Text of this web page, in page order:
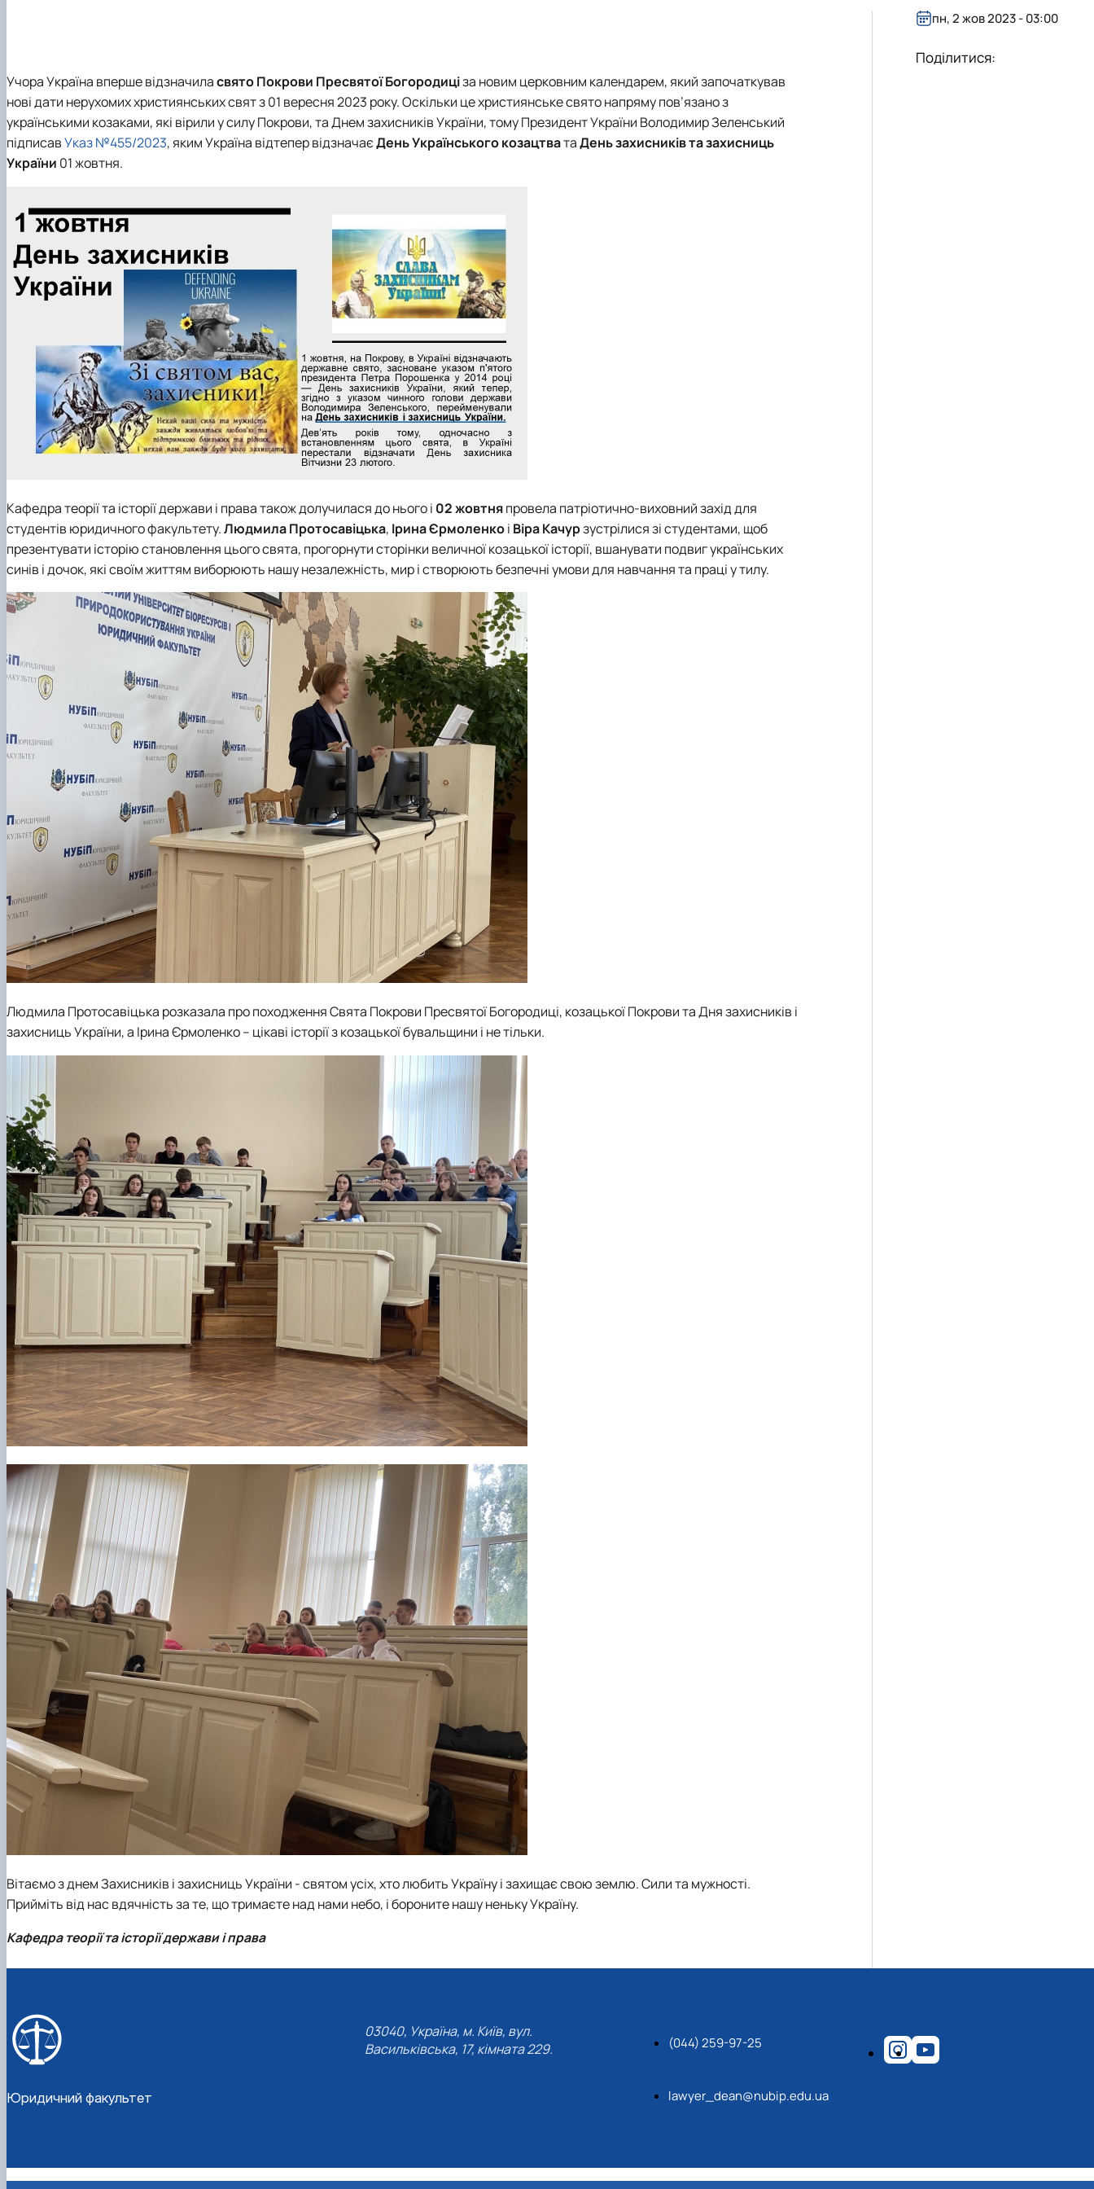
Учора Україна вперше відзначиласвято Покрови Пресвятої Богородиціза новим церковним календарем, який започаткував
нові дати нерухомих християнських свят з 01 вересня 2023 року. Оскільки це християнське свято напряму пов’язано з
українськими козаками, які вірили у силу Покрови, та Днем захисників України, тому Президент України Володимир Зеленський
підписавУказ №455/2023, яким Україна відтепер відзначаєДень Українського козацтватаДень захисників та захисниць
України 01 жовтня.
Кафедра теорії та історії держави і права також долучилася до нього і 02 жовтняпровела патріотично-виховний захід для
студентів юридичного факультету.Людмила Протосавіцька, Ірина Єрмоленкоі Віра Качурзустрілися зі студентами, щоб
презентувати історію становлення цього свята, прогорнути сторінки величної козацької історії, вшанувати подвиг українських
синів і дочок, які своїм життям виборюють нашу незалежність, мир і створюють безпечні умови для навчання та праці у тилу.
Людмила Протосавіцька розказала про походження Свята Покрови Пресвятої Богородиці, козацької Покрови та Дня захисників і
захисниць України, а Ірина Єрмоленко – цікаві історії з козацької бувальщини і не тільки.
Вітаємо з днем Захисників і захисниць України - святом усіх, хто любить Україну і захищає свою землю. Сили та мужності.
Прийміть від нас вдячність за те, що тримаєте над нами небо, і бороните нашу неньку Україну.
Кафедра теорії та історіїдержави і права
пн, 2 жов 2023 - 03:00
Поділитися:
Юридичний факультет
03040, Україна, м. Київ, вул.
Васильківська, 17, кімната 229.
(044) 259-97-25
lawyer_dean@nubip.edu.ua